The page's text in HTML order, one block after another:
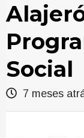
Social
7 meses